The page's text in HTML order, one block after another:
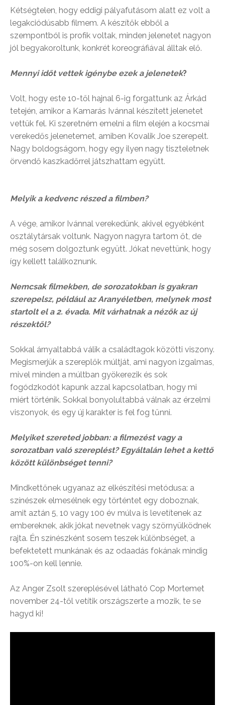
Kétségtelen, hogy eddigi pályafutásom alatt ez volt a
legakciódúsabb filmem. A készítők ebből a
szempontból is profik voltak, minden jelenetet nagyon
jól begyakoroltunk, konkrét koreográfiával álltak elő.
Mennyi időt vettek igénybe ezek a jelenetek?
Volt, hogy este 10-től hajnal 6-ig forgattunk az Árkád
tetején, amikor a Kamarás Ivánnal készített jelenetet
vettük fel. Ki szeretném emelni a film elején a kocsmai
verekedős jelenetemet, amiben Kovalik Joe szerepelt.
Nagy boldogságom, hogy egy ilyen nagy tiszteletnek
örvendő kaszkadőrrel játszhattam együtt.
Melyik a kedvenc részed a filmben?
A vége, amikor Ivánnal verekedünk, akivel egyébként
osztálytársak voltunk. Nagyon nagyra tartom őt, de
még sosem dolgoztunk együtt. Jókat nevettünk, hogy
így kellett találkoznunk.
Nemcsak filmekben, de sorozatokban is gyakran
szerepelsz, például az Aranyéletben, melynek most
startolt el a 2. évada. Mit várhatnak a nézők az új
részektől?
Sokkal árnyaltabbá válik a családtagok közötti viszony.
Megismerjük a szereplők múltját, ami nagyon izgalmas,
mivel minden a múltban gyökerezik és sok
fogódzkodót kapunk azzal kapcsolatban, hogy mi
miért történik. Sokkal bonyolultabbá válnak az érzelmi
viszonyok, és egy új karakter is fel fog tűnni.
Melyiket szereted jobban: a filmezést vagy a
sorozatban való szereplést? Egyáltalán lehet a kettő
között különbséget tenni?
Mindkettőnek ugyanaz az elkészítési metódusa: a
színészek elmesélnek egy történtet egy doboznak,
amit aztán 5, 10 vagy 100 év múlva is levetítenek az
embereknek, akik jókat nevetnek vagy szörnyülködnek
rajta. Én színészként sosem teszek különbséget, a
befektetett munkának és az odaadás fokának mindig
100%-on kell lennie.
Az Anger Zsolt szereplésével látható Cop Mortemet
november 24-től vetítik országszerte a mozik, te se
hagyd ki!